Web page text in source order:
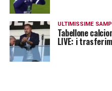
ULTIMISSIME SAMP
Tabellone
LIVE: i